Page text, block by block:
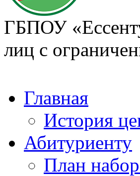
ГБПОУ
лиц с
Главная
История
Абитуриенту
План